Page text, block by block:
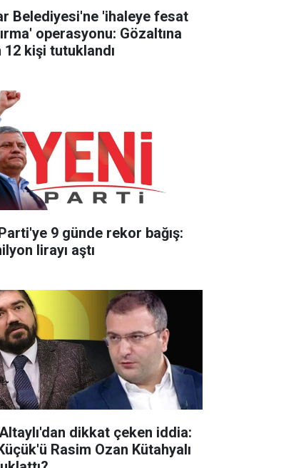
Belediyesi'ne 'ihaleye fesat
operasyonu: Gözaltına
12 kişi tutuklandı
9 günde rekor bağış:
lirayı aştı
dikkat çeken iddia:
Rasim Ozan Kütahyalı